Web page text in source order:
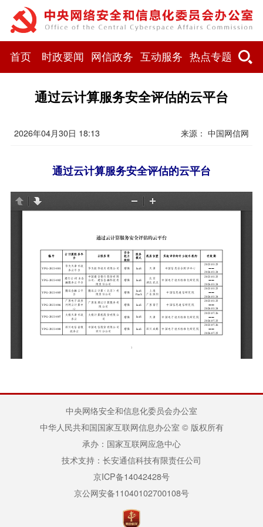
首页 时政要闻 网信政务 互动服务 热点专题
通过云计算服务安全评估的云平台
2026年04月30日 18:13 来源：中国网信网
通过云计算服务安全评估的云平台
中央网络安全和信息化委员会办公室
中华人民共和国国家互联网信息办公室 © 版权所有
承办：国家互联网应急中心
技术支持：长安通信科技有限责任公司
京ICP备14042428号
京公网安备11040102700108号